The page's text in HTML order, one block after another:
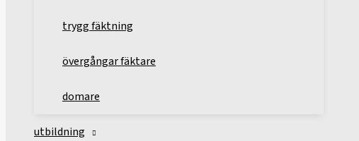
trygg fäktning
övergångar fäktare
domare
utbildning